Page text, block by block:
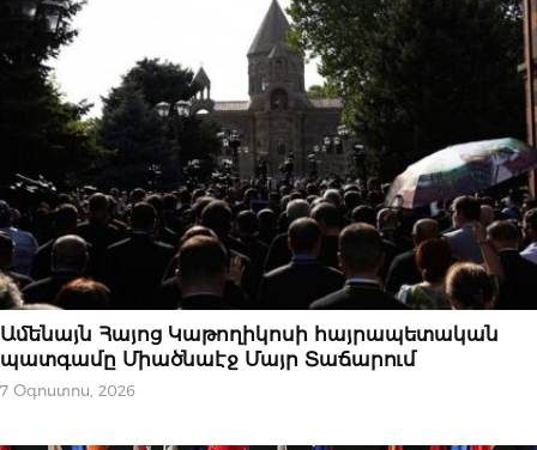
ՆՈՐՈՒԹՅՈՒՆՆԵՐ
Ամենայն Հայոց Կաթողիկոսի հայրապետական
պատգամը Միածնաէջ Մայր Տաճարում
7 Օգոստոս, 2026